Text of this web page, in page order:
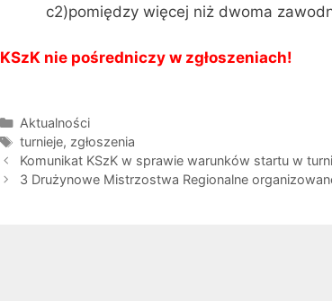
c2)pomiędzy więcej niż dwoma
KSzK nie pośredniczy w zgłoszeniach!
Kategorie
Aktualności
Tagi
turnieje, zgłoszenia
Komunikat KSzK w sprawie warunków startu w
3 Drużynowe Mistrzostwa Regionalne